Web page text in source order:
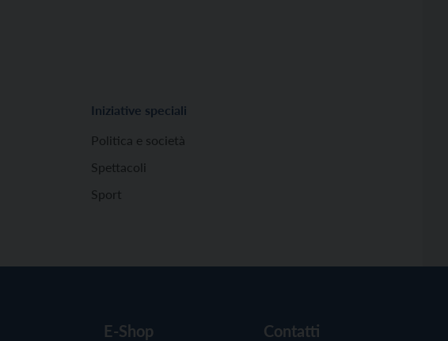
Iniziative speciali
Politica e società
Spettacoli
Sport
E-Shop Contatti